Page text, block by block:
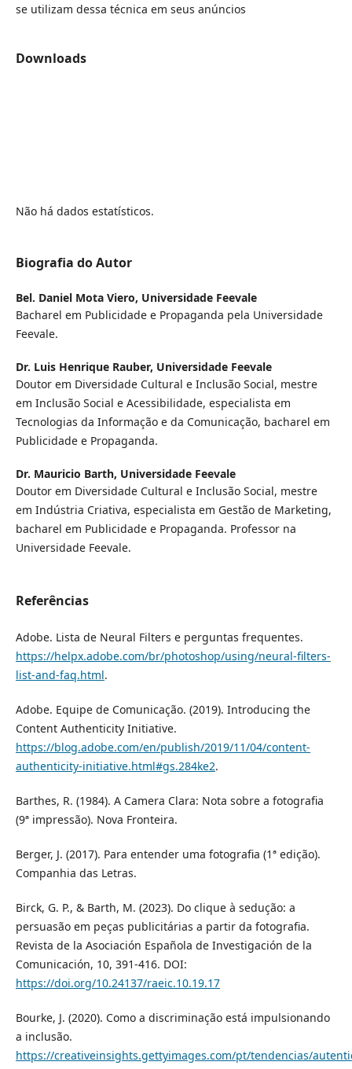
se utilizam dessa técnica em seus anúncios
Downloads
Não há dados estatísticos.
Biografia do Autor
Bel. Daniel Mota Viero, Universidade Feevale
Bacharel em Publicidade e Propaganda pela Universidade
Feevale.
Dr. Luis Henrique Rauber, Universidade Feevale
Doutor em Diversidade Cultural e Inclusão Social, mestre
em Inclusão Social e Acessibilidade, especialista em
Tecnologias da Informação e da Comunicação, bacharel em
Publicidade e Propaganda.
Dr. Mauricio Barth, Universidade Feevale
Doutor em Diversidade Cultural e Inclusão Social, mestre
em Indústria Criativa, especialista em Gestão de Marketing,
bacharel em Publicidade e Propaganda. Professor na
Universidade Feevale.
Referências
Adobe. Lista de Neural Filters e perguntas frequentes.
https://helpx.adobe.com/br/photoshop/using/neural-filters-
list-and-faq.html.
Adobe. Equipe de Comunicação. (2019). Introducing the
Content Authenticity Initiative.
https://blog.adobe.com/en/publish/2019/11/04/content-
authenticity-initiative.html#gs.284ke2.
Barthes, R. (1984). A Camera Clara: Nota sobre a fotografia
(9ª impressão). Nova Fronteira.
Berger, J. (2017). Para entender uma fotografia (1ª edição).
Companhia das Letras.
Birck, G. P., & Barth, M. (2023). Do clique à sedução: a
persuasão em peças publicitárias a partir da fotografia.
Revista de la Asociación Española de Investigación de la
Comunicación, 10, 391-416. DOI:
https://doi.org/10.24137/raeic.10.19.17
Bourke, J. (2020). Como a discriminação está impulsionando
a inclusão.
https://creativeinsights.gettyimages.com/pt/tendencias/